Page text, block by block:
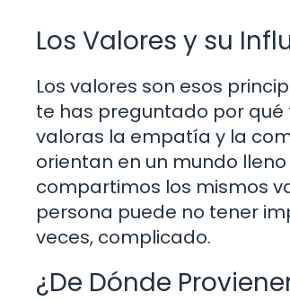
Los Valores y su
Los valores son esos
te has preguntado por
valoras la empatía y la
orientan en un mundo
compartimos los mismos
persona puede no tener
veces, complicado.
¿De Dónde